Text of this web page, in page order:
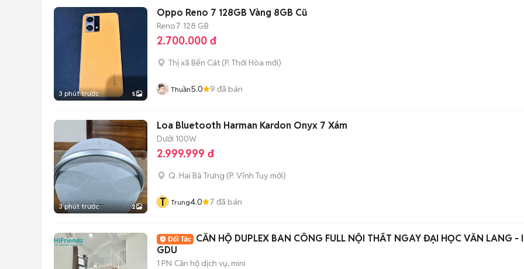
3 phút trước 5
Oppo Reno 7 128GB Vàng 8GB Cũ
Reno7 128 GB
2.700.000 đ
Thị xã Bến Cát (P. Thới Hòa mới)
Thuần5.0 9 đã bán
3 phút trước 2
Loa Bluetooth Harman Kardon Onyx 7 Xám
Dưới 100W
2.999.999 đ
Q. Hai Bà Trưng (P. Vĩnh Tuy mới)
T Trung4.0 7 đã bán
CĂN HỘ DUPLEX BAN CÔNG FULL NỘI THẤT NGAY ĐẠI HỌC VĂN LANG -
GDU
1 PN Căn hộ dịch vụ, mini